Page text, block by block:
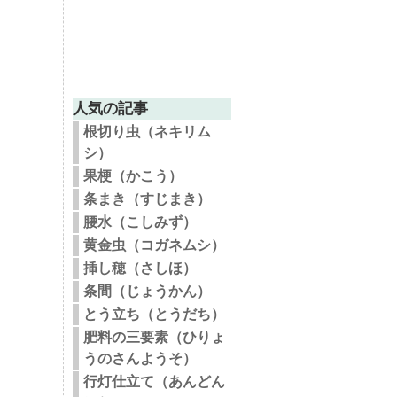
人気の記事
根切り虫（ネキリム
シ）
果梗（かこう）
条まき（すじまき）
腰水（こしみず）
黄金虫（コガネムシ）
挿し穂（さしほ）
条間（じょうかん）
とう立ち（とうだち）
肥料の三要素（ひりょ
うのさんようそ）
行灯仕立て（あんどん